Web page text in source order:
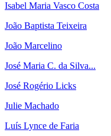
Isabel Maria Vasco Costa
João Baptista Teixeira
João Marcelino
José Maria C. da Silva...
José Rogério Licks
Julie Machado
Luís Lynce de Faria